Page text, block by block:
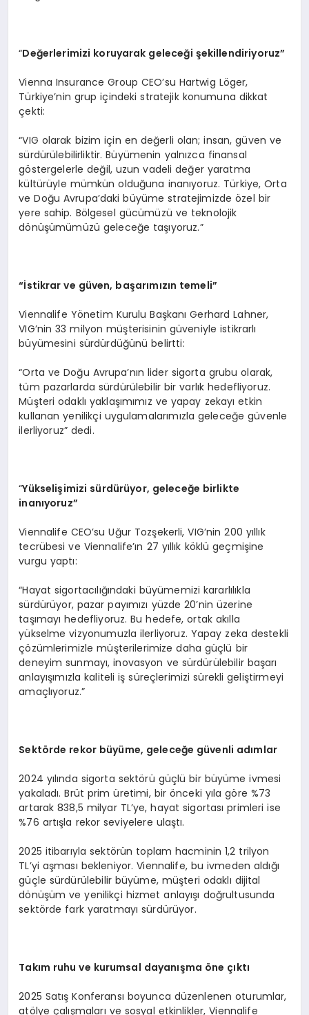
“Değerlerimizi koruyarak geleceği şekillendiriyoruz”
Vienna Insurance Group CEO’su Hartwig Löger,
Türkiye’nin grup içindeki stratejik konumuna dikkat
çekti:
“VIG olarak bizim için en değerli olan; insan, güven ve
sürdürülebilirliktir. Büyümenin yalnızca finansal
göstergelerle değil, uzun vadeli değer yaratma
kültürüyle mümkün olduğuna inanıyoruz. Türkiye, Orta
ve Doğu Avrupa’daki büyüme stratejimizde özel bir
yere sahip. Bölgesel gücümüzü ve teknolojik
dönüşümümüzü geleceğe taşıyoruz.”
“İstikrar ve güven, başarımızın temeli”
Viennalife Yönetim Kurulu Başkanı Gerhard Lahner,
VIG’nin 33 milyon müşterisinin güveniyle istikrarlı
büyümesini sürdürdüğünü belirtti:
“Orta ve Doğu Avrupa’nın lider sigorta grubu olarak,
tüm pazarlarda sürdürülebilir bir varlık hedefliyoruz.
Müşteri odaklı yaklaşımımız ve yapay zekayı etkin
kullanan yenilikçi uygulamalarımızla geleceğe güvenle
ilerliyoruz” dedi.
“Yükselişimizi sürdürüyor, geleceğe birlikte
inanıyoruz”
Viennalife CEO’su Uğur Tozşekerli, VIG’nin 200 yıllık
tecrübesi ve Viennalife’ın 27 yıllık köklü geçmişine
vurgu yaptı:
“Hayat sigortacılığındaki büyümemizi kararlılıkla
sürdürüyor, pazar payımızı yüzde 20’nin üzerine
taşımayı hedefliyoruz. Bu hedefe, ortak akılla
yükselme vizyonumuzla ilerliyoruz. Yapay zeka destekli
çözümlerimizle müşterilerimize daha güçlü bir
deneyim sunmayı, inovasyon ve sürdürülebilir başarı
anlayışımızla kaliteli iş süreçlerimizi sürekli geliştirmeyi
amaçlıyoruz.”
Sektörde rekor büyüme, geleceğe güvenli adımlar
2024 yılında sigorta sektörü güçlü bir büyüme ivmesi
yakaladı. Brüt prim üretimi, bir önceki yıla göre %73
artarak 838,5 milyar TL’ye, hayat sigortası primleri ise
%76 artışla rekor seviyelere ulaştı.
2025 itibarıyla sektörün toplam hacminin 1,2 trilyon
TL’yi aşması bekleniyor. Viennalife, bu ivmeden aldığı
güçle sürdürülebilir büyüme, müşteri odaklı dijital
dönüşüm ve yenilikçi hizmet anlayışı doğrultusunda
sektörde fark yaratmayı sürdürüyor.
Takım ruhu ve kurumsal dayanışma öne çıktı
2025 Satış Konferansı boyunca düzenlenen oturumlar,
atölye çalışmaları ve sosyal etkinlikler, Viennalife